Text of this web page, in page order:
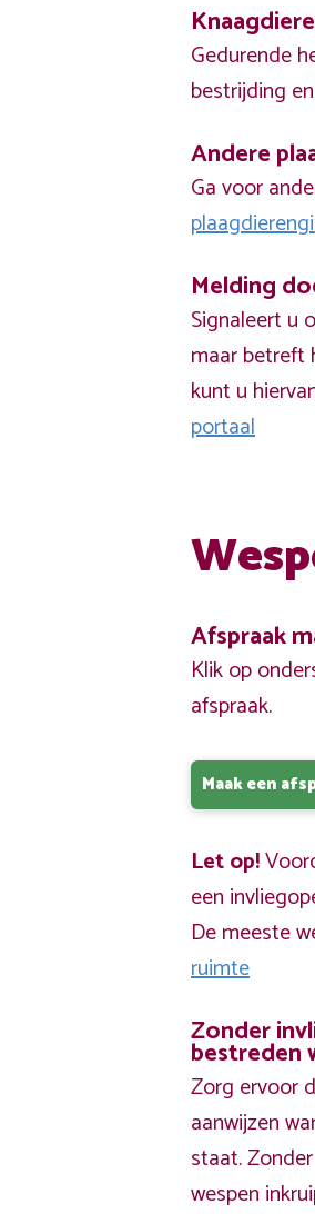
Gedurende
bestrijding
Andere
Ga voor
Melding
Signaleert u
maar betreft
kunt u
portaal
Afspraak
Klik op
afspraak.
Maak een
Let op!
een
De meeste
ruimte
Zonder
bestreden
Zorg ervoor
aanwijzen
staat.
wespen